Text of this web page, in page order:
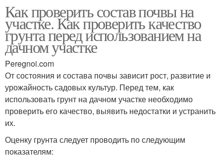
Как проверить состав почвы на
участке. Как проверить качество
грунта перед использованием на
дачном участке
Peregnoi.com
От состояния и состава почвы зависит рост, развитие и
урожайность садовых культур. Перед тем, как
использовать грунт на дачном участке необходимо
проверить его качество, выявить недостатки и устранить
их.
Оценку грунта следует проводить по следующим
показателям: